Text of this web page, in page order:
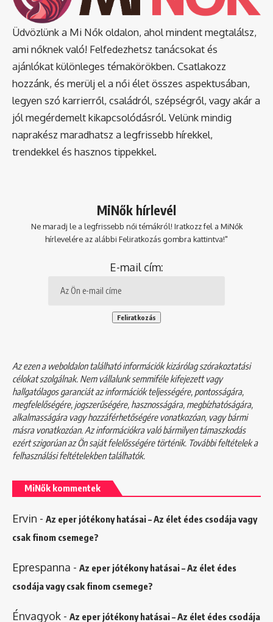
Üdvözlünk a Mi Nők oldalon, ahol mindent megtalálsz,
ami nőknek való! Felfedezhetsz tanácsokat és
ajánlókat különleges témakörökben. Csatlakozz
hozzánk, és merülj el a női élet összes aspektusában,
legyen szó karrierről, családról, szépségről, vagy akár a
jól megérdemelt kikapcsolódásról. Velünk mindig
naprakész maradhatsz a legfrissebb hírekkel,
trendekkel és hasznos tippekkel.
MiNők hírlevél
Ne maradj le a legfrissebb női témákról! Iratkozz fel a MiNők
hírlevelére az alábbi Feliratkozás gombra kattintva!"
E-mail cím:
Az ezen a weboldalon található információk kizárólag szórakoztatási
célokat szolgálnak. Nem vállalunk semmiféle kifejezett vagy
hallgatólagos garanciát az információk teljességére, pontosságára,
megfelelőségére, jogszerűségére, hasznosságára, megbízhatóságára,
alkalmasságára vagy hozzáférhetőségére vonatkozóan, vagy bármi
másra vonatkozóan. Az információkra való bármilyen támaszkodás
ezért szigorúan az Ön saját felelősségére történik. További feltételek a
felhasználási feltételekbentalálhatók.
MiNők kommentek
Ervin - Az eper jótékony hatásai – Az élet édes csodája vagy
csak finom csemege?
Eprespanna - Az eper jótékony hatásai – Az élet édes
csodája vagy csak finom csemege?
Énvagyok - Az eper jótékony hatásai – Az élet édes csodája